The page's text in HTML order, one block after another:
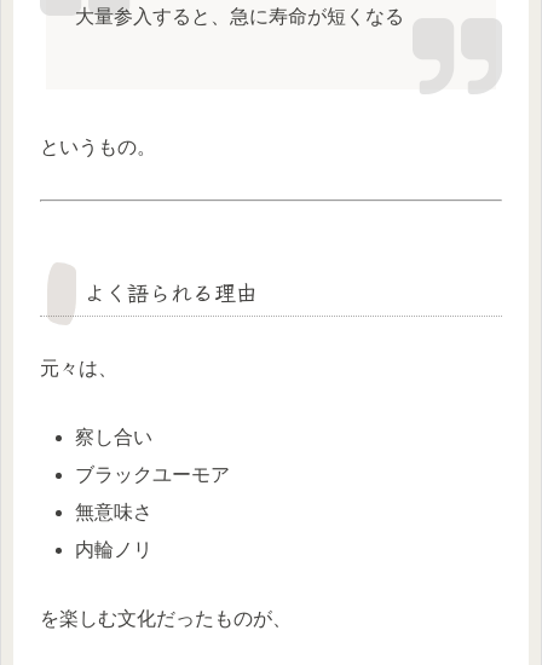
大量参入すると、急に寿命が短くなる
というもの。
よく語られる理由
元々は、
察し合い
ブラックユーモア
無意味さ
内輪ノリ
を楽しむ文化だったものが、